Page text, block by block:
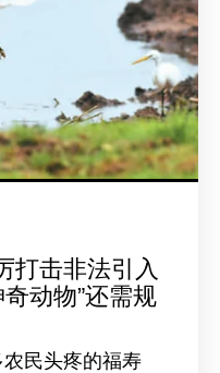
打击非法引入
动物”还需规
农民头疼的福寿